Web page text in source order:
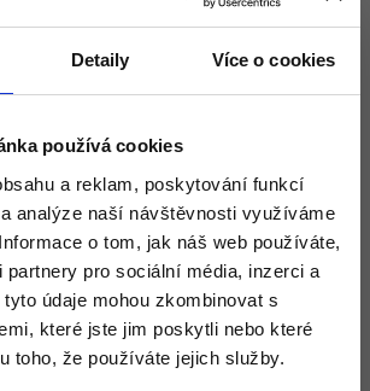
Detaily Více o cookies
používá cookies
a reklam, poskytování funkcí
analýze naší návštěvnosti využíváme
o tom, jak náš web používáte,
pro sociální média, inzerci a
údaje mohou zkombinovat s
které jste jim poskytli nebo které
toho, že používáte jejich služby.
- buk
125,-/ks
2x8x90 - dub
198,-/ks
- buk
- dub
150,-/ks
2x10x80 - buk
116,-/ks
- dub
242,-/ks
2x10x90 - buk
- dub
270,-/ks